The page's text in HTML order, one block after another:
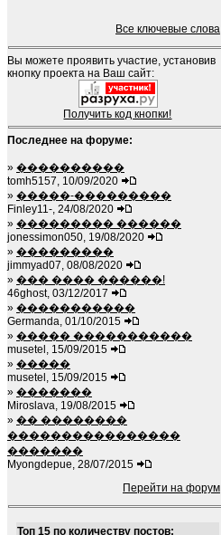
Все ключевые слова
Вы можете проявить участие, установив
кнопку проекта на Ваш сайт:
Получить код кнопки!
Последнее на форуме:
» ����������
tomh5157, 10/09/2020
» �����-���������
Finley11-, 24/08/2020
» ��������� ������
jonessimon050, 19/08/2020
» ���������
jimmyad07, 08/08/2020
» ��� ���� ������!
46ghost, 03/12/2017
» �����������
Germanda, 01/10/2015
» ����� �����������
musetel, 15/09/2015
» �����
musetel, 15/09/2015
» �������
Miroslava, 19/08/2015
» �� ��������
����������������
�������
Myongdepue, 28/07/2015
Перейти на форум
Топ 15 по количеству постов: